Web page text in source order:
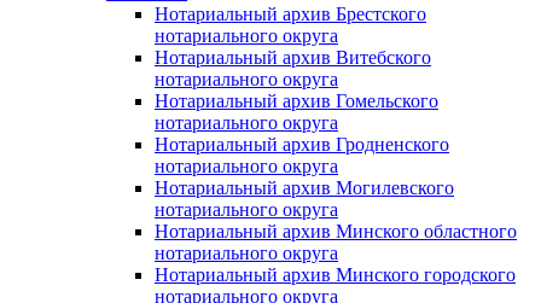
Нотариальный архив Брестского
нотариального округа
Нотариальный архив Витебского
нотариального округа
Нотариальный архив Гомельского
нотариального округа
Нотариальный архив Гродненского
нотариального округа
Нотариальный архив Могилевского
нотариального округа
Нотариальный архив Минского областного
нотариального округа
Нотариальный архив Минского городского
нотариального округа